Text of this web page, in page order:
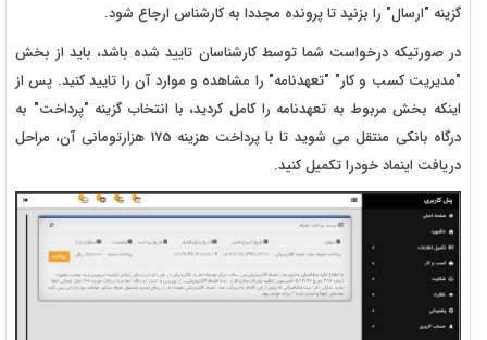
گزینه "ارسال" را بزنید تا پرونده مجددا به کارشناس ارجاع شود.
در صورتیکه درخواست شما توسط کارشناسان تایید شده باشد، باید از بخش
"مدیریت کسب و کار" "تعهدنامه" را مشاهده و موارد آن را تایید کنید. پس از
اینکه بخش مربوط به تعهدنامه را کامل کردید، با انتخاب گزینه "پرداخت" به
درگاه بانکی منتقل می شوید تا با پرداخت هزینه 175 هزارتومانی آن، مراحل
دریافت اینماد خودرا تکمیل کنید.